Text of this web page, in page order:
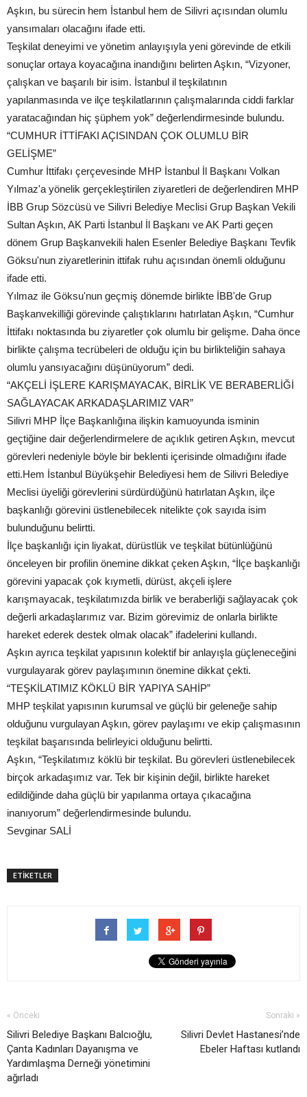
Aşkın, bu sürecin hem İstanbul hem de Silivri açısından olumlu
yansımaları olacağını ifade etti.
Teşkilat deneyimi ve yönetim anlayışıyla yeni görevinde de etkili
sonuçlar ortaya koyacağına inandığını belirten Aşkın, “Vizyoner,
çalışkan ve başarılı bir isim. İstanbul il teşkilatının
yapılanmasında ve ilçe teşkilatlarının çalışmalarında ciddi farklar
yaratacağından hiç şüphem yok” değerlendirmesinde bulundu.
“CUMHUR İTTİFAKI AÇISINDAN ÇOK OLUMLU BİR
GELİŞME”
Cumhur İttifakı çerçevesinde MHP İstanbul İl Başkanı Volkan
Yılmaz'a yönelik gerçekleştirilen ziyaretleri de değerlendiren MHP
İBB Grup Sözcüsü ve Silivri Belediye Meclisi Grup Başkan Vekili
Sultan Aşkın, AK Parti İstanbul İl Başkanı ve AK Parti geçen
dönem Grup Başkanvekili halen Esenler Belediye Başkanı Tevfik
Göksu'nun ziyaretlerinin ittifak ruhu açısından önemli olduğunu
ifade etti.
Yılmaz ile Göksu'nun geçmiş dönemde birlikte İBB'de Grup
Başkanvekilliği görevinde çalıştıklarını hatırlatan Aşkın, “Cumhur
İttifakı noktasında bu ziyaretler çok olumlu bir gelişme. Daha önce
birlikte çalışma tecrübeleri de olduğu için bu birlikteliğin sahaya
olumlu yansıyacağını düşünüyorum” dedi.
“AKÇELİ İŞLERE KARIŞMAYACAK, BİRLİK VE BERABERLİĞİ
SAĞLAYACAK ARKADAŞLARIMIZ VAR”
Silivri MHP İlçe Başkanlığına ilişkin kamuoyunda isminin
geçtiğine dair değerlendirmelere de açıklık getiren Aşkın, mevcut
görevleri nedeniyle böyle bir beklenti içerisinde olmadığını ifade
etti.Hem İstanbul Büyükşehir Belediyesi hem de Silivri Belediye
Meclisi üyeliği görevlerini sürdürdüğünü hatırlatan Aşkın, ilçe
başkanlığı görevini üstlenebilecek nitelikte çok sayıda isim
bulunduğunu belirtti.
İlçe başkanlığı için liyakat, dürüstlük ve teşkilat bütünlüğünü
önceleyen bir profilin önemine dikkat çeken Aşkın, “İlçe başkanlığı
görevini yapacak çok kıymetli, dürüst, akçeli işlere
karışmayacak, teşkilatımızda birlik ve beraberliği sağlayacak çok
değerli arkadaşlarımız var. Bizim görevimiz de onlarla birlikte
hareket ederek destek olmak olacak” ifadelerini kullandı.
Aşkın ayrıca teşkilat yapısının kolektif bir anlayışla güçleneceğini
vurgulayarak görev paylaşımının önemine dikkat çekti.
“TEŞKİLATIMIZ KÖKLÜ BİR YAPIYA SAHİP”
MHP teşkilat yapısının kurumsal ve güçlü bir geleneğe sahip
olduğunu vurgulayan Aşkın, görev paylaşımı ve ekip çalışmasının
teşkilat başarısında belirleyici olduğunu belirtti.
Aşkın, “Teşkilatımız köklü bir teşkilat. Bu görevleri üstlenebilecek
birçok arkadaşımız var. Tek bir kişinin değil, birlikte hareket
edildiğinde daha güçlü bir yapılanma ortaya çıkacağına
inanıyorum” değerlendirmesinde bulundu.
Sevginar SALİ
ETİKETLER
« Önceki
Silivri Belediye Başkanı Balcıoğlu,
Çanta Kadınları Dayanışma ve
Yardımlaşma Derneği yönetimini
ağırladı
Sonraki »
Silivri Devlet Hastanesi’nde
Ebeler Haftası kutlandı